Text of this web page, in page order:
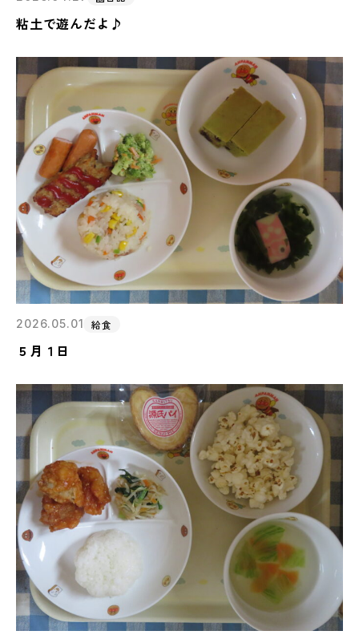
粘土で遊んだよ♪
2026.05.01 給食
５月１日